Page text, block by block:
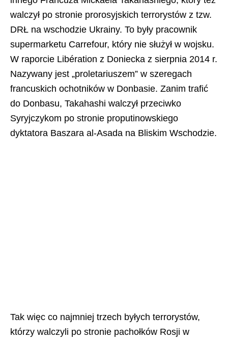
walczył po stronie prorosyjskich terrorystów z tzw.
DRŁ na wschodzie Ukrainy. To były pracownik
supermarketu Carrefour, który nie służył w wojsku.
W raporcie Libération z Doniecka z sierpnia 2014 r.
Nazywany jest „proletariuszem” w szeregach
francuskich ochotników w Donbasie. Zanim trafić
do Donbasu, Takahashi walczył przeciwko
Syryjczykom po stronie proputinowskiego
dyktatora Baszara al-Asada na Bliskim Wschodzie.
Tak więc co najmniej trzech byłych terrorystów,
którzy walczyli po stronie pachołków Rosji w